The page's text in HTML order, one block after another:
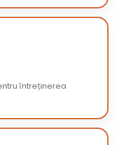
întreținerea